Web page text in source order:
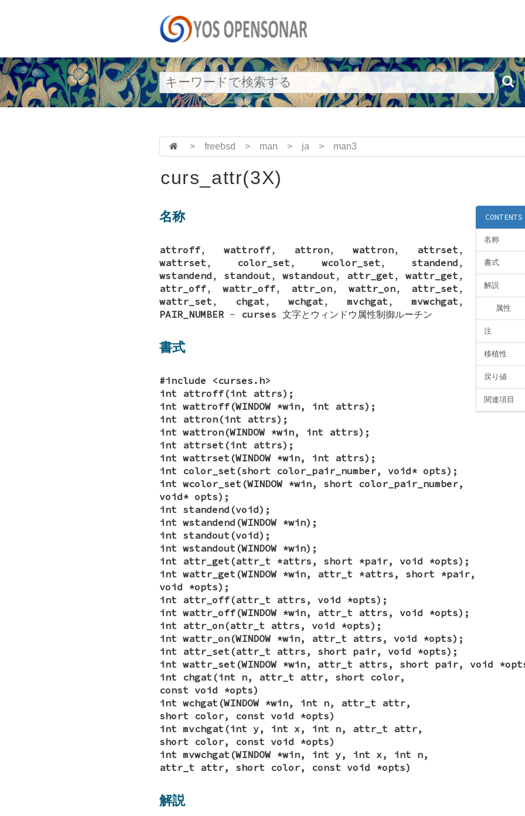
> freebsd > man > ja > man3
curs_attr(3X)
CONTENTS
名称
書式
解説
属性
注
移植性
戻り値
関連項目
名称
attroff, wattroff, attron, wattron, attrset ,
wattrset , color_set , wcolor_set , standend ,
wstandend , standout , wstandout , attr_get , wattr_get ,
attr_off, wattr_off, attr_on, wattr_on, attr_set ,
wattr_set , chgat , wchgat , mvchgat , mvwchgat ,
PAIR_NUMBER - curses 文字とウィンドウ属性制御ルーチン
書式
#include <curses.h>
int attroff(int attrs);
int wattroff(WINDOW *win, int attrs);
int attron(int attrs);
int wattron(WINDOW *win, int attrs);
int attrset(int attrs);
int wattrset(WINDOW *win, int attrs);
int color_set(short color_pair_number, void* opts);
int wcolor_set(WINDOW *win, short color_pair_number,
void* opts);
int standend(void);
int wstandend(WINDOW *win);
int standout(void);
int wstandout(WINDOW *win);
int attr_get(attr_t *attrs, short *pair, void *opts);
int wattr_get(WINDOW *win, attr_t *attrs, short *pair,
void *opts);
int attr_off(attr_t attrs, void *opts);
int wattr_off(WINDOW *win, attr_t attrs, void *opts);
int attr_on(attr_t attrs, void *opts);
int wattr_on(WINDOW *win, attr_t attrs, void *opts);
int attr_set(attr_t attrs, short pair, void *opts);
int wattr_set(WINDOW *win, attr_t attrs, short pair, void
int chgat(int n, attr_t attr, short color,
const void *opts)
int wchgat(WINDOW *win, int n, attr_t attr,
short color, const void *opts)
int mvchgat(int y, int x, int n, attr_t attr,
short color, const void *opts)
int mvwchgat(WINDOW *win, int y, int x, int n,
attr_t attr, short color, const void *opts)
解説